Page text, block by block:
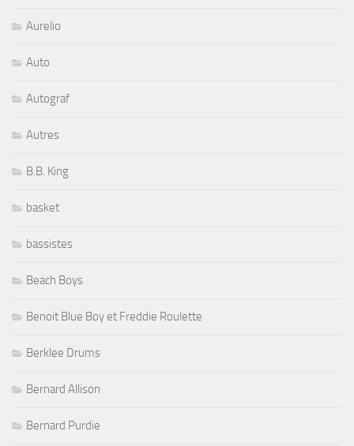
Aurelio
Auto
Autograf
Autres
B.B. King
basket
bassistes
Beach Boys
Benoit Blue Boy et Freddie Roulette
Berklee Drums
Bernard Allison
Bernard Purdie